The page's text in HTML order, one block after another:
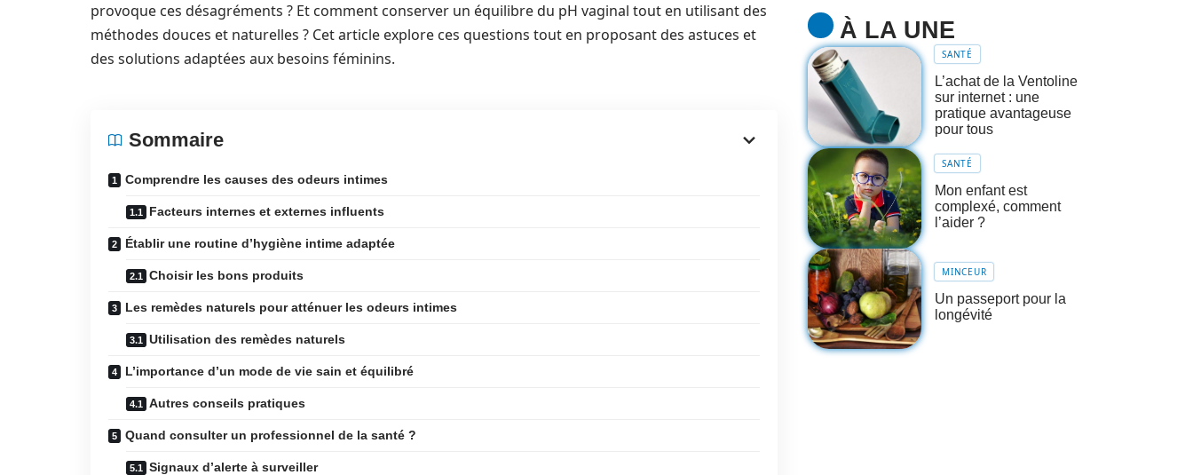
provoque ces désagréments ? Et comment conserver un équilibre du pH vaginal tout en utilisant des
méthodes douces et naturelles ? Cet article explore ces questions tout en proposant des astuces et
des solutions adaptées aux besoins féminins.
Sommaire
Comprendre les causes des odeurs intimes
Facteurs internes et externes influents
Établir une routine d’hygiène intime adaptée
Choisir les bons produits
Les remèdes naturels pour atténuer les odeurs intimes
Utilisation des remèdes naturels
L’importance d’un mode de vie sain et équilibré
Autres conseils pratiques
Quand consulter un professionnel de la santé ?
Signaux d’alerte à surveiller
À LA UNE
SANTÉ
L’achat de la Ventoline
sur internet : une
pratique avantageuse
pour tous
SANTÉ
Mon enfant est
complexé, comment
l’aider ?
MINCEUR
Un passeport pour la
longévité